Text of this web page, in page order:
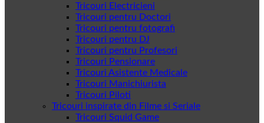
Tricouri Electricieni
Tricouri pentru Doctori
Tricouri pentru fotografi
Tricouri pentru DJ
Tricouri pentru Profesori
Tricouri Pensionare
Tricouri Asistente Medicale
Tricouri Manichiurista
Tricouri Piloti
Tricouri inspirate din Filme si Seriale
Tricouri Squid Game